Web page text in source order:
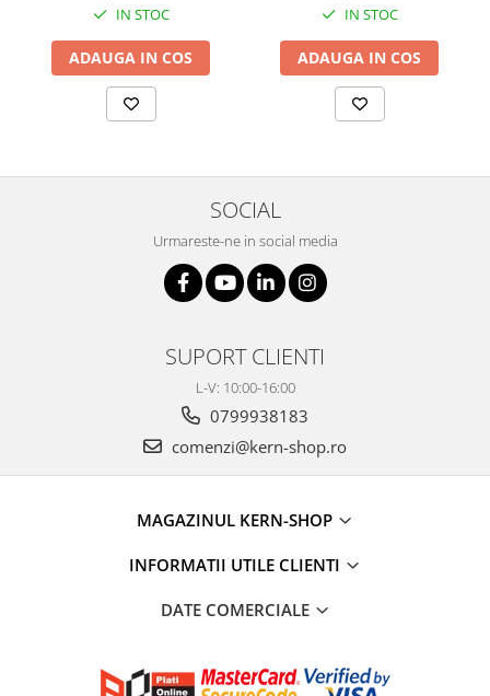
IN STOC
ADAUGA IN COS
IN STOC
ADAUGA IN COS
SOCIAL
Urmareste-ne in social media
SUPORT CLIENTI
L-V: 10:00-16:00
0799938183
comenzi@kern-shop.ro
MAGAZINUL KERN-SHOP
INFORMATII UTILE CLIENTI
DATE COMERCIALE